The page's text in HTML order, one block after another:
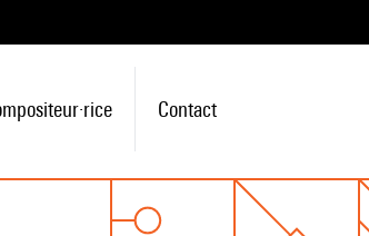
Contact